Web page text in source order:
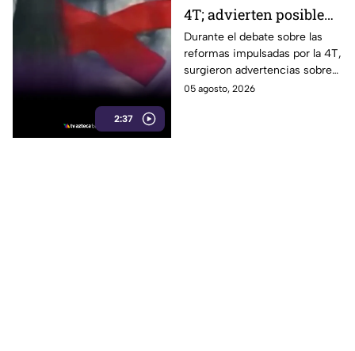
2:37
4T; advierten posible
control sobre la
información y voces
críticas
Durante el debate sobre las
reformas impulsadas por la 4T,
surgieron advertencias sobre
un posible impacto en la
05 agosto, 2026